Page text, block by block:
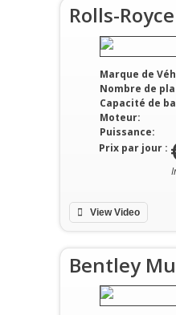
Rolls-
Marque de
Nombre de
Capacité de
Moteur:
Puissance:
Prix par jour :
View Video
Bentley